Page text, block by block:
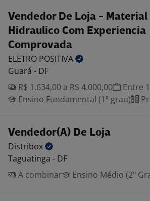
Vendedor De Loja - Material
Hidraulico Com Experiencia
Comprovada
ELETRO POSITIVA
Guará - DF
R$ 1.634,00 a R$ 4.000,00
Entre
Ensino Fundamental (1º grau)
Vendedor(A) De Loja
Distribox
Taguatinga - DF
A combinar
Ensino Médio (2º